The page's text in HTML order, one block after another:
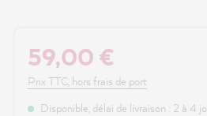
59,00 €
Prix TTC, hors frais de port
Disponible, délai de livraison : 2 à 4